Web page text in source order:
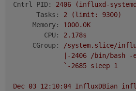
Cntrl PID:
2406
(influxd-
Tasks:
2 (limit: 9300)
Memory:
1000. 0K
CPU:
2. 178s
CGroup:
/system.slice/
|-2406
/bin/bash -
`-2685 sleep 1
Dec 03 12 :10:04 InfluxDBian